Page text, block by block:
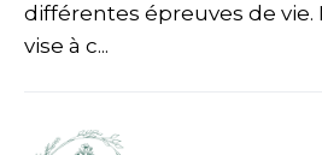
différentes épreuves de vie.
vise à c...